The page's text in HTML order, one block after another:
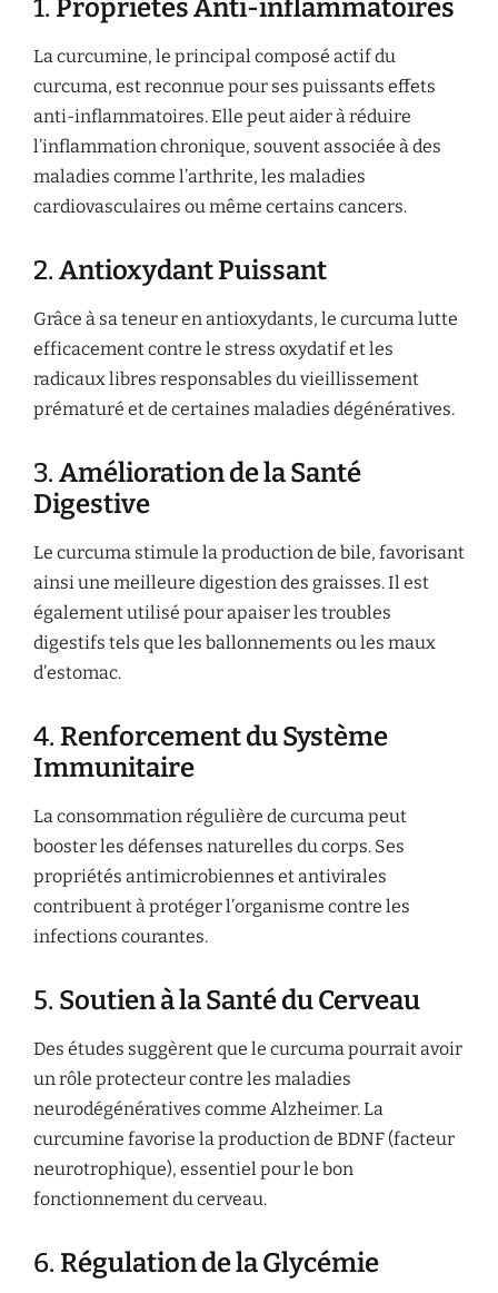
1. Propriétés Anti-inflammatoires
La curcumine, le principal composé actif du
curcuma, est reconnue pour ses puissants effets
anti-inflammatoires. Elle peut aider à réduire
l’inflammation chronique, souvent associée à des
maladies comme l’arthrite, les maladies
cardiovasculaires ou même certains cancers.
2. Antioxydant Puissant
Grâce à sa teneur en antioxydants, le curcuma lutte
efficacement contre le stress oxydatif et les
radicaux libres responsables du vieillissement
prématuré et de certaines maladies dégénératives.
3. Amélioration de la Santé
Digestive
Le curcuma stimule la production de bile, favorisant
ainsi une meilleure digestion des graisses. Il est
également utilisé pour apaiser les troubles
digestifs tels que les ballonnements ou les maux
d’estomac.
4. Renforcement du Système
Immunitaire
La consommation régulière de curcuma peut
booster les défenses naturelles du corps. Ses
propriétés antimicrobiennes et antivirales
contribuent à protéger l’organisme contre les
infections courantes.
5. Soutien à la Santé du Cerveau
Des études suggèrent que le curcuma pourrait avoir
un rôle protecteur contre les maladies
neurodégénératives comme Alzheimer. La
curcumine favorise la production de BDNF (facteur
neurotrophique), essentiel pour le bon
fonctionnement du cerveau.
6. Régulation de la Glycémie